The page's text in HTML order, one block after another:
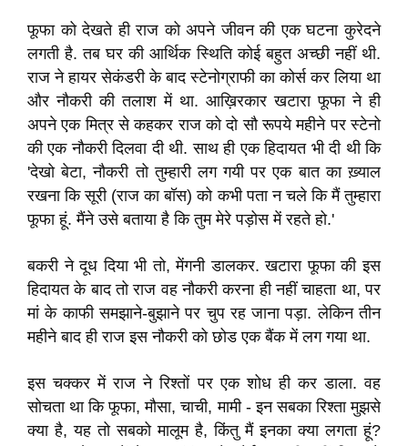
फूफा को देखते ही राज को अपने जीवन की एक घटना कुरेदने
लगती है. तब घर की आर्थिक स्थिति कोई बहुत अच्छी नहीं थी.
राज ने हायर सेकंडरी के बाद स्टेनोग्राफी का कोर्स कर लिया था
और नौकरी की तलाश में था. आख़िरकार खटारा फूफा ने ही
अपने एक मित्र से कहकर राज को दो सौ रूपये महीने पर स्टेनो
की एक नौकरी दिलवा दी थी. साथ ही एक हिदायत भी दी थी कि
'देखो बेटा, नौकरी तो तुम्हारी लग गयी पर एक बात का ख़्याल
रखना कि सूरी (राज का बॉस) को कभी पता न चले कि मैं तुम्हारा
फूफा हूं. मैंने उसे बताया है कि तुम मेरे पड़ोस में रहते हो.'
बकरी ने दूध दिया भी तो, मेंगनी डालकर. खटारा फूफा की इस
हिदायत के बाद तो राज वह नौकरी करना ही नहीं चाहता था, पर
मां के काफी समझाने-बुझाने पर चुप रह जाना पड़ा. लेकिन तीन
महीने बाद ही राज इस नौकरी को छोड एक बैंक में लग गया था.
इस चक्कर में राज ने रिश्तों पर एक शोध ही कर डाला. वह
सोचता था कि फूफा, मौसा, चाची, मामी - इन सबका रिश्ता मुझसे
क्या है, यह तो सबको मालूम है, किंतु मैं इनका क्या लगता हूं?